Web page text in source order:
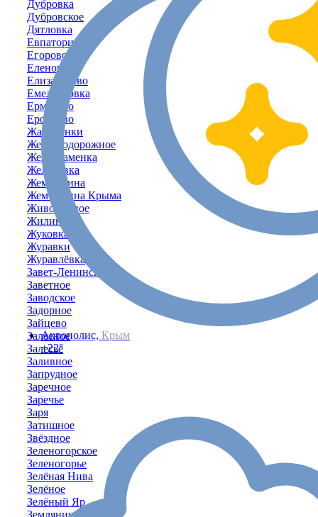
Акрополис, Крым
+22°
Дубровка
Дубровское
Дятловка
Евпатория
Егорово
Еленовка
Елизаветово
Емельяновка
Ермаково
Ерофеево
Жаворонки
Железнодорожное
Желтокаменка
Желябовка
Жемчужина
Жемчужина Крыма
Живописное
Жилино
Жуковка
Журавки
Журавлёвка
Завет-Ленинский
Заветное
Заводское
Задорное
Зайцево
Залесное
Залесье
Заливное
Запрудное
Заречное
Заречье
Заря
Затишное
Звёздное
Зеленогорское
Зеленогорье
Зелёная Нива
Зелёное
Зелёный Яр
Земляничное